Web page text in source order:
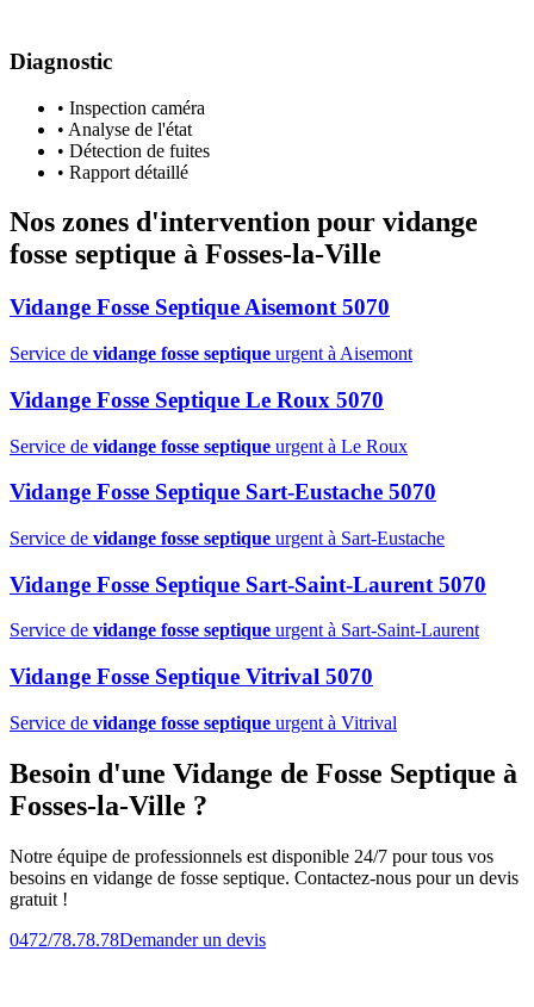
Diagnostic
• Inspection caméra
• Analyse de l'état
• Détection de fuites
• Rapport détaillé
Nos zones d'intervention pour vidange
fosse septique à Fosses-la-Ville
Vidange Fosse Septique Aisemont 5070
Service de vidange fosse septique urgent à Aisemont
Vidange Fosse Septique Le Roux 5070
Service de vidange fosse septique urgent à Le Roux
Vidange Fosse Septique Sart-Eustache 5070
Service de vidange fosse septique urgent à Sart-Eustache
Vidange Fosse Septique Sart-Saint-Laurent 5070
Service de vidange fosse septique urgent à Sart-Saint-Laurent
Vidange Fosse Septique Vitrival 5070
Service de vidange fosse septique urgent à Vitrival
Besoin d'une Vidange de Fosse Septique à
Fosses-la-Ville ?
Notre équipe de professionnels est disponible 24/7 pour tous vos
besoins en vidange de fosse septique. Contactez-nous pour un devis
gratuit !
0472/78.78.78Demander un devis